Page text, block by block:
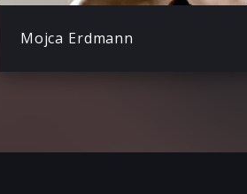
Mojca Erdmann